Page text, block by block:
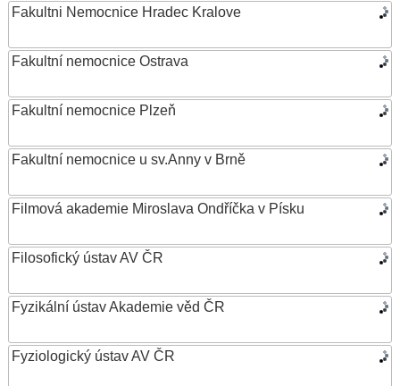
Fakultni Nemocnice Hradec Kralove
Fakultní nemocnice Ostrava
Fakultní nemocnice Plzeň
Fakultní nemocnice u sv.Anny v Brně
Filmová akademie Miroslava Ondříčka v Písku
Filosofický ústav AV ČR
Fyzikální ústav Akademie věd ČR
Fyziologický ústav AV ČR